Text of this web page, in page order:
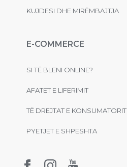
KUJDESI DHE MIRËMBAJTJA
E-COMMERCE
SI TË BLENI ONLINE?
AFATET E LIFERIMIT
TË DREJTAT E KONSUMATORIT
PYETJET E SHPESHTA